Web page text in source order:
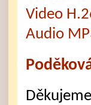
Video
Audio